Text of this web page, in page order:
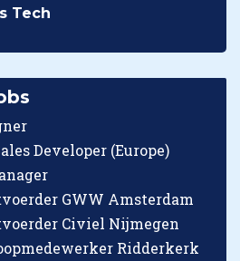
Tech
Developer (Europe)
GWW Amsterdam
Civiel Nijmegen
Ridderkerk